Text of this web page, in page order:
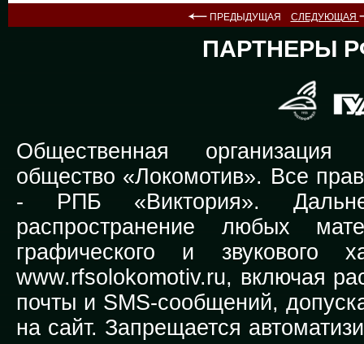
ПРЕДЫДУЩАЯ СЛЕДУЮЩАЯ
ПАРТНЕРЫ
Общественная организация
общество «Локомотив». Все
- РПБ «Виктория».
распространение любых
графического и звукового
www.rfsolokomotiv.ru, включая
почты и SMS-сообщений,
на сайт. Запрещается